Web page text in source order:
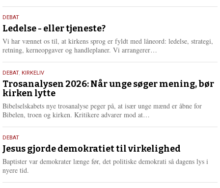
e
r
e
10.
juni
2026
DEBAT
Ledelse - eller tjeneste?
Vi har vænnet os til, at kirkens sprog er fyldt med låneord: ledelse, strategi,
retning, kerneopgaver og handleplaner. Vi arrangerer…
e
2.
juni
2026
DEBAT, KIRKELIV
Trosanalysen 2026: Når unge søger mening, bør
kirken lytte
Bibelselskabets nye trosanalyse peger på, at især unge mænd er åbne for
Bibelen, troen og kirken. Kritikere advarer mod at…
e
r
18.
maj
2026
DEBAT
Jesus gjorde demokratiet til virkelighed
Baptister var demokrater længe før, det politiske demokrati så dagens lys i
nyere tid.